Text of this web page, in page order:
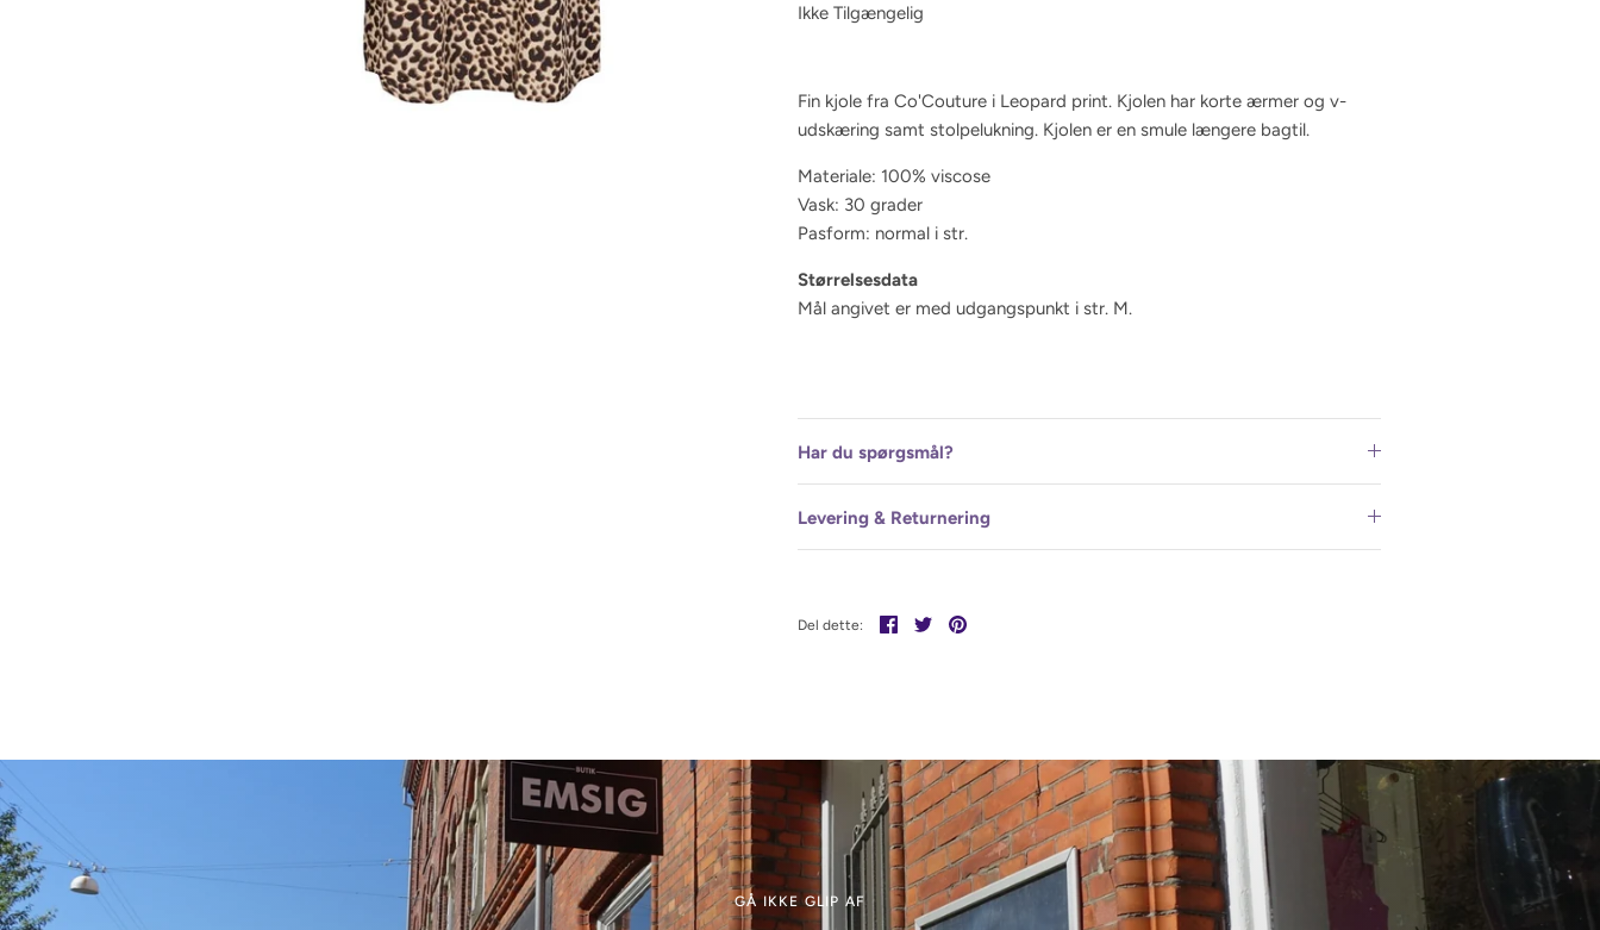
Ikke Tilgængelig
Fin kjole fra Co'Couture i Leopard print. Kjolen har korte ærmer og v-
udskæring samt stolpelukning. Kjolen er en smule længere bagtil.
Materiale: 100% viscose
Vask: 30 grader
Pasform: normal i str.
Størrelsesdata
Mål angivet er med udgangspunkt i str. M.
Har du spørgsmål?
Levering & Returnering
Del dette: Del TweetPin
GÅ IKKE GLIP AF